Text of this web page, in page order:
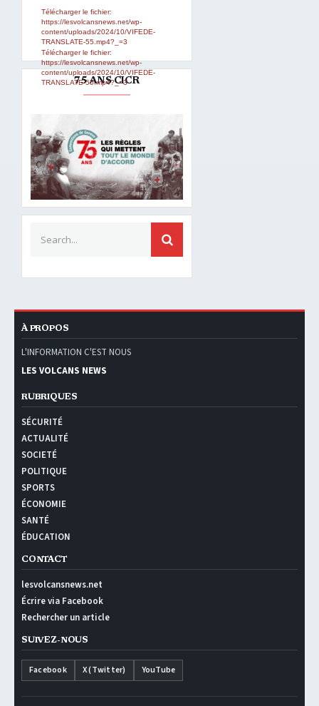
Télécharger le fichier:
https://lesvolcansnews.net/wp-
content/uploads/2024/10/VIFEDE-
TRANSLATE-55.mp4?_=3
Télécharger le fichier:
https://lesvolcansnews.net/wp-
content/uploads/2024/10/VIFEDE-
TRANSLATE-55.mp4?_=3
75 ANS CICR
À PROPOS
L'INFORMATION C'EST NOUS
LES VOLCANS NEWS
RUBRIQUES
SÉCURITÉ
ACTUALITÉ
SOCIETÉ
POLITIQUE
SPORTS
ÉCONOMIE
SANTÉ
ÉDUCATION
CONTACT
lesvolcansnews.net
Écrire via Facebook
Rechercher un article
SUIVEZ-NOUS
Facebook X (Twitter) YouTube